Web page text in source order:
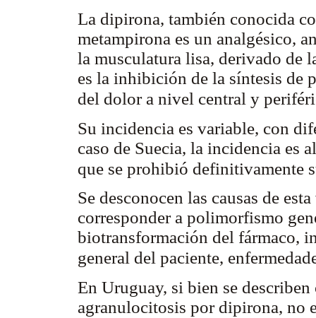
La dipirona, también conocida
metampirona es un analgésico,
la musculatura lisa, derivado de
es la inhibición de la síntesis de
del dolor a nivel central y
Su incidencia es variable, con
caso de Suecia, la incidencia es
que se prohibió definitivamente
Se desconocen las causas de
corresponder a polimorfismo
biotransformación del fármaco,
general del paciente,
En Uruguay, si bien se
agranulocitosis por dipirona, no